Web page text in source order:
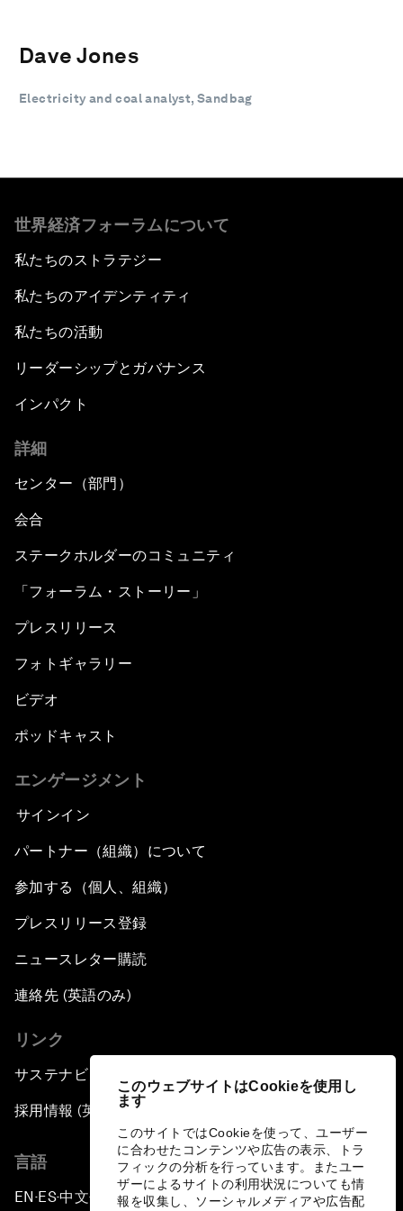
このウェブサイトはCookieを使用し
ます
このサイトではCookieを使って、ユーザー
に合わせたコンテンツや広告の表示、トラ
フィックの分析を行っています。またユー
ザーによるサイトの利用状況についても情
報を収集し、ソーシャルメディアや広告配
Dave Jones
Electricity and coal analyst, Sandbag
世界経済フォーラムについて
私たちのストラテジー
私たちのアイデンティティ
私たちの活動
リーダーシップとガバナンス
インパクト
詳細
センター（部門）
会合
ステークホルダーのコミュニティ
「フォーラム・ストーリー」
プレスリリース
フォトギャラリー
ビデオ
ポッドキャスト
エンゲージメント
サインイン
パートナー（組織）について
参加する（個人、組織）
プレスリリース登録
ニュースレター購読
連絡先 (英語のみ)
リンク
サステナビリティへの取り組み
採用情報 (英語のみ)
言語
EN ▪ES▪中文▪ 日本語